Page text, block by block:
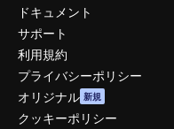
ドキュメント
サポート
利用規約
プライバシーポリシー
オリジナル 新規
クッキーポリシー